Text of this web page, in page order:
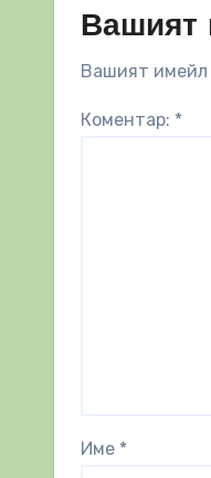
Вашият
Вашият имейл
Коментар: *
Име *